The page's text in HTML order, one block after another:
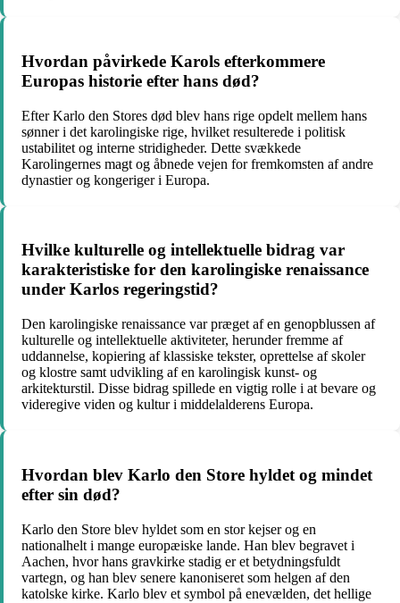
Hvordan påvirkede Karols efterkommere
Europas historie efter hans død?
Efter Karlo den Stores død blev hans rige opdelt mellem hans
sønner i det karolingiske rige, hvilket resulterede i politisk
ustabilitet og interne stridigheder. Dette svækkede
Karolingernes magt og åbnede vejen for fremkomsten af andre
dynastier og kongeriger i Europa.
Hvilke kulturelle og intellektuelle bidrag var
karakteristiske for den karolingiske renaissance
under Karlos regeringstid?
Den karolingiske renaissance var præget af en genopblussen af
kulturelle og intellektuelle aktiviteter, herunder fremme af
uddannelse, kopiering af klassiske tekster, oprettelse af skoler
og klostre samt udvikling af en karolingisk kunst- og
arkitekturstil. Disse bidrag spillede en vigtig rolle i at bevare og
videregive viden og kultur i middelalderens Europa.
Hvordan blev Karlo den Store hyldet og mindet
efter sin død?
Karlo den Store blev hyldet som en stor kejser og en
nationalhelt i mange europæiske lande. Han blev begravet i
Aachen, hvor hans gravkirke stadig er et betydningsfuldt
vartegn, og han blev senere kanoniseret som helgen af den
katolske kirke. Karlo blev et symbol på enevælden, det hellige